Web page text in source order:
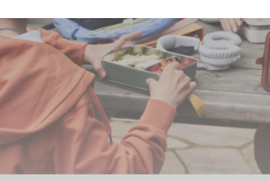
Выгода до 10%